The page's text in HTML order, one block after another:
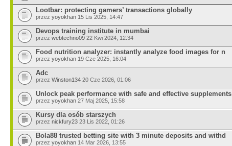
Lootbar: protecting gamers’ transactions globally
przez yoyokhan 15 Lis 2025, 14:47
Devops training institute in mumbai
przez webtechno09 22 Kwi 2024, 12:34
Food nutrition analyzer: instantly analyze food images for n
przez yoyokhan 19 Cze 2025, 16:04
Adc
przez Winston134 20 Cze 2026, 01:06
Unlock peak performance with safe and effective supplements
przez yoyokhan 27 Maj 2025, 15:58
Kursy dla osób starszych
przez nickfury23 23 Lis 2022, 01:26
Bola88 trusted betting site with 3 minute deposits and withd
przez yoyokhan 14 Mar 2026, 13:55